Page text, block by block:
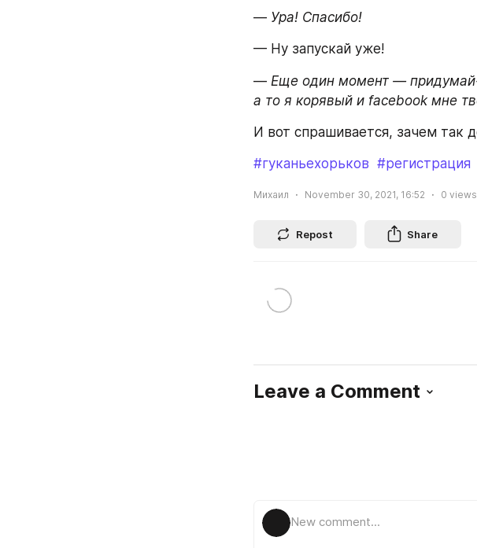
— Ура! Спасибо!
— Ну запускай уже!
— Еще один момент —
а то я корявый и facebook мне
И вот спрашивается, зачем так
#гуканьехорьков #регистрация
Михаил November 30, 2021, 16:52 0 views
Repost Share
Leave a Comment